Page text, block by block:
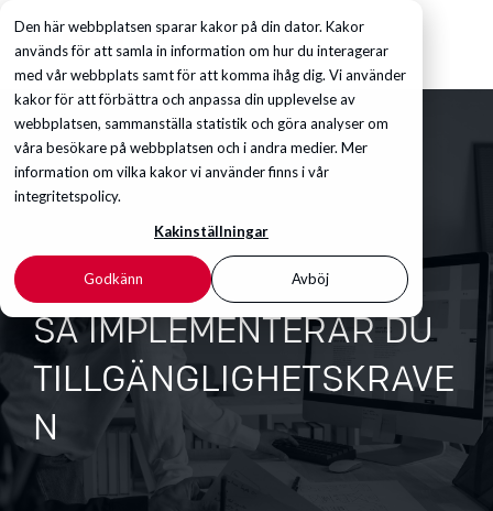
Den här webbplatsen sparar kakor på din dator. Kakor
används för att samla in information om hur du interagerar
med vår webbplats samt för att komma ihåg dig. Vi använder
kakor för att förbättra och anpassa din upplevelse av
webbplatsen, sammanställa statistik och göra analyser om
våra besökare på webbplatsen och i andra medier. Mer
information om vilka kakor vi använder finns i vår
integritetspolicy.
Kakinställningar
Godkänn Avböj
SÅ IMPLEMENTERAR DU
TILLGÄNGLIGHETSKRAVE
N